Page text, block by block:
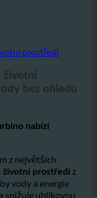
prostředí
nabízí
z největších